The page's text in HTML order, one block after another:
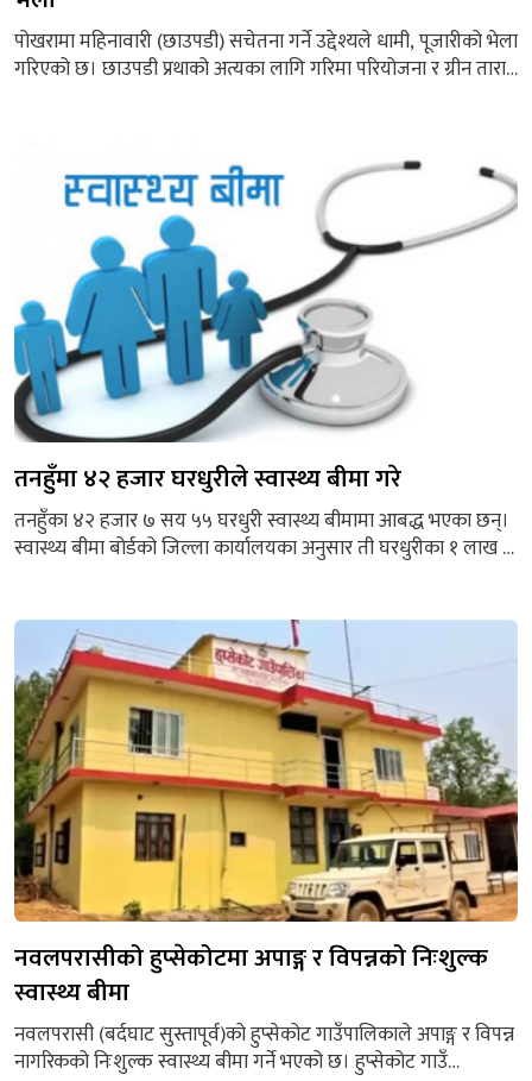
पोखरामा महिनावारी (छाउपडी) सचेतना गर्ने उद्देश्यले धामी, पूजारीको भेला
गरिएको छ। छाउपडी प्रथाको अत्यका लागि गरिमा परियोजना र ग्रीन तारा
जानकारी दिइन्। महिनावारीसम्बन्धी भेदभाव मानव अधिकारको विषय
रहेको गुरुङको भनाई थियो। ‘मर्यादित महिनावरी, हामी सवैको जिम्मेवारी’
भन्ने मूल...
तनहुँमा ४२ हजार घरधुरीले स्वास्थ्य बीमा गरे
तनहुँका ४२ हजार ७ सय ५५ घरधुरी स्वास्थ्य बीमामा आबद्ध भएका छन्।
स्वास्थ्य बीमा बोर्डको जिल्ला कार्यालयका अनुसार ती घरधुरीका १ लाख ७
गरेको थियो। उक्त बोर्डमार्फत् घर परिवारलाई बीमामा आबद्ध गरी
सोहीमार्फत् १ लाख रुपैयाँसम्मको...
नवलपरासीको हुप्सेकोटमा अपाङ्ग र विपन्नको निःशुल्क
स्वास्थ्य बीमा
नवलपरासी (बर्दघाट सुस्तापूर्व)को हुप्सेकोट गाउँपालिकाले अपाङ्ग र विपन्न
नागरिकको निःशुल्क स्वास्थ्य बीमा गर्ने भएको छ। हुप्सेकोट गाउँ